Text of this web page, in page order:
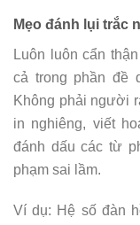
Mẹo đánh lụi trắc
Luôn luôn cẩn
cả trong phần đề
Không phải người
in nghiêng, viết
đánh dấu các từ
phạm sai lầm.
Ví dụ: Hệ số đàn